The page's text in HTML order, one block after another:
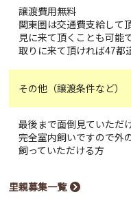
譲渡費用無料
関東圏は交通費支給して
見に来て頂くことも可能
取りに来て頂ければ47都
その他（譲渡条件など）
最後まで面倒見ていただ
完全室内飼いですので外
飼っていただける方
里親募集一覧